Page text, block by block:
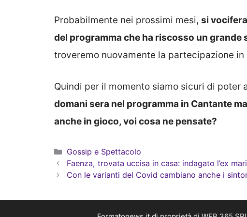
Probabilmente nei prossimi mesi, si
del programma che ha riscosso un grande
troveremo nuovamente la partecipazione
Quindi per il momento siamo sicuri di poter
domani sera nel programma in Cantante
anche in gioco, voi cosa ne pensate?
Categorie
Gossip e Spettacolo
Faenza, trovata uccisa in casa: indagato l’ex
Con le varianti del Covid cambiano anche i